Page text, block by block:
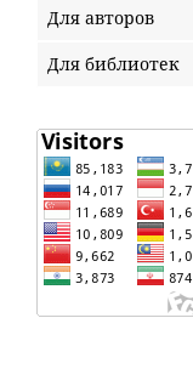
Для авторов
Для библиотек